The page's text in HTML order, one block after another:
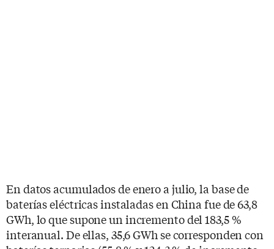
En datos acumulados de enero a julio, la base de
baterías eléctricas instaladas en China fue de 63,8
GWh, lo que supone un incremento del 183,5 %
interanual. De ellas, 35,6 GWh se corresponden con